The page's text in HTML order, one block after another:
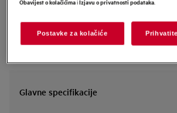
2023/988 navedeni su u poglavljima 1 i 2
priručnik.
Glavne specifikacije
Obavijest o kolačićima Izjavu o privatnosti podataka
Postavke za kolačiće